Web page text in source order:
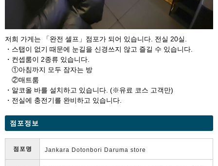
저희 가게는 「완전 셀프」점포가 되어 있습니다. 전실 20실.
・스탭이 없기 때문에 눈길을 신경쓰지 않고 즐길 수 있습니다.
・컨셉룸이 2종류 있습니다.
①아침까지 모두 잠자는 방
②매트룸
・알코올 바를 설치하고 있습니다. (※유료 코스 고객만)
・전실에 충전기를 완비하고 있습니다.
점포정보
점포명 Jankara Dotonbori Daruma store